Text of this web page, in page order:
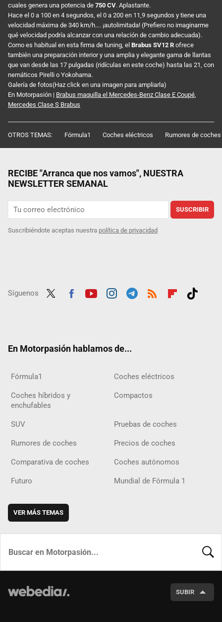
cuales genera una potencia de 750 CV. Aplastante.
Hace el 0 a 100 en 4 segundos, el 0 a 200 en 11,9 segundos y tiene una
velocidad máxima de 340 km/h…. ¡autolimitada! (Prefiero no imaginarme
qué velocidad podría alcanzar con una relación de cambio adecuada).
Como es habitual en esta firma de tuning, el Brabus SV12 R ofrece
también una preparación interior y una amplia y elegante gama de llantas
que van desde las 17 pulgadas (ridículas en este coche) hasta las 21, con
nemáticos Pirelli o Yokohama.
Galería de fotos(Haz click en una imagen para ampliarla)
En Motorpasión | Brabus maquilla el Mercedes-Benz Clase E Coupé,
Mercedes Clase S Brabus
OTROS TEMAS: Fórmula1 Coches eléctricos Rumores de coches
RECIBE "Arranca que nos vamos", NUESTRA
NEWSLETTER SEMANAL
SUSCRIBIR
Suscribiéndote aceptas nuestra política de privacidad
Síguenos
En Motorpasión hablamos de...
Fórmula1 Coches eléctricos
Coches híbridos y
enchufables
Compactos
SUV Pruebas de coches
Rumores de coches Precios de coches
Comparativa de coches Coches autónomos
Futuro Mundial de Fórmula 1
VER MÁS TEMAS
SUBIR